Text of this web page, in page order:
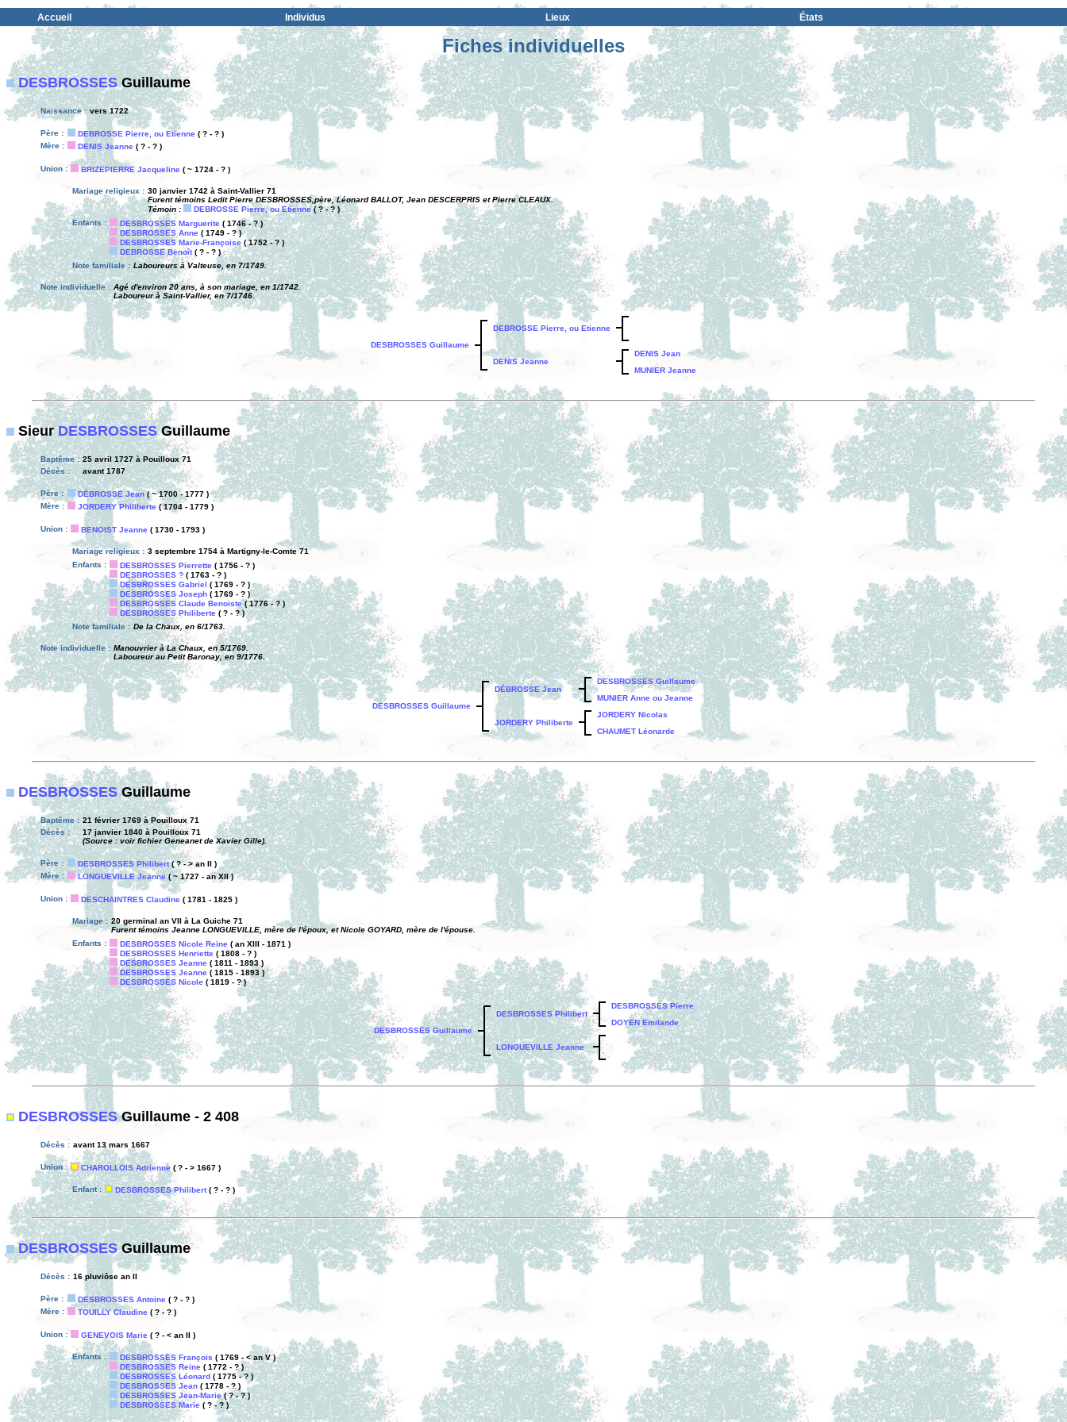
Accueil Individus Lieux États
Fiches individuelles
DESBROSSESGuillaume
Naissance : vers 1722
Père : DEBROSSE Pierre, ou Etienne ( ? - ? )
Mère :
DENIS Jeanne ( ? - ? )
Union : BRIZEPIERRE Jacqueline ( ~ 1724 - ? )
Mariage religieux : 30 janvier 1742 à Saint-Vallier 71
Furent témoins Ledit Pierre DESBROSSES,père, Léonard BALLOT, Jean DESCERPRIS et Pierre CLEAUX.
Témoin :
DEBROSSE Pierre, ou Etienne( ? - ? )
Enfants :
DESBROSSES Marguerite ( 1746 - ? )
DESBROSSES Anne ( 1749 - ? )
DESBROSSES Marie-Françoise ( 1752 - ? )
DEBROSSE Benoît( ? - ? )
Note familiale : Laboureurs à Valteuse, en 7/1749.
Note individuelle : Agé d'environ 20 ans, à son mariage, en 1/1742.
Laboureur à Saint-Vallier, en 7/1746.
DESBROSSES Guillaume
DEBROSSE Pierre, ou Etienne
DENIS Jeanne
DENIS Jean
MUNIER Jeanne
SieurDESBROSSESGuillaume
Baptême : 25 avril 1727 à Pouilloux 71
Décès :
avant 1787
Père : DÉBROSSE Jean( ~ 1700 - 1777 )
Mère :
JORDERY Philiberte ( 1704 - 1779 )
Union : BENOIST Jeanne ( 1730 - 1793 )
Mariage religieux : 3 septembre 1754 à Martigny-le-Comte 71
Enfants :
DESBROSSES Pierrette ( 1756 - ? )
DESBROSSES ? ( 1763 - ? )
DESBROSSES Gabriel ( 1769 - ? )
DESBROSSES Joseph ( 1769 - ? )
DESBROSSES Claude Benoiste( 1776 - ? )
DESBROSSES Philiberte ( ? - ? )
Note familiale : De la Chaux, en 6/1763.
Note individuelle : Manouvrier à La Chaux, en 5/1769.
Laboureur au Petit Baronay, en 9/1776.
DESBROSSES Guillaume
DÉBROSSE Jean
DESBROSSES Guillaume
MUNIER Anne ou Jeanne
JORDERY Philiberte
JORDERY Nicolas
CHAUMET Léonarde
DESBROSSESGuillaume
Baptême : 21 février 1769 à Pouilloux 71
Décès :
17 janvier 1840 à Pouilloux 71
(Source : voir fichier Geneanet de Xavier Gille).
Père : DESBROSSES Philibert( ? - > an II )
Mère :
LONGUEVILLE Jeanne( ~ 1727 - an XII )
Union : DESCHAINTRES Claudine ( 1781 - 1825 )
Mariage : 20 germinal an VII à La Guiche 71
Furent témoins Jeanne LONGUEVILLE, mère de l'époux, et Nicole GOYARD, mère de l'épouse.
Enfants :
DESBROSSES Nicole Reine ( an XIII - 1871 )
DESBROSSES Henriette ( 1808 - ? )
DESBROSSES Jeanne ( 1811 - 1893 )
DESBROSSES Jeanne ( 1815 - 1893 )
DESBROSSES Nicole ( 1819 - ? )
DESBROSSES Guillaume
DESBROSSES Philibert
DESBROSSES Pierre
DOYEN Emilande
LONGUEVILLE Jeanne
DESBROSSESGuillaume - 2 408
Décès : avant 13 mars 1667
Union : CHAROLLOIS Adrienne ( ? - > 1667 )
Enfant : DESBROSSES Philibert( ? - ? )
DESBROSSESGuillaume
Décès : 16 pluviôse an II
Père : DESBROSSES Antoine ( ? - ? )
Mère :
TOUILLY Claudine ( ? - ? )
Union : GENEVOIS Marie ( ? - < an II )
Enfants : DESBROSSES François ( 1769 - < an V )
DESBROSSES Reine ( 1772 - ? )
DESBROSSES Léonard ( 1775 - ? )
DESBROSSES Jean ( 1778 - ? )
DESBROSSES Jean-Marie( ? - ? )
DESBROSSES Marie ( ? - ? )